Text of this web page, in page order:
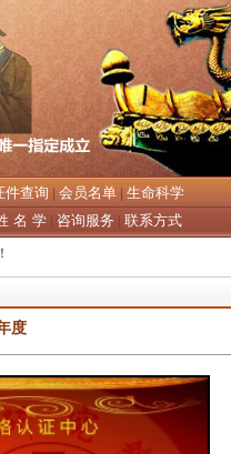
件查询 会员名单 生命科学
名 学| 咨询服务 联系方式
度